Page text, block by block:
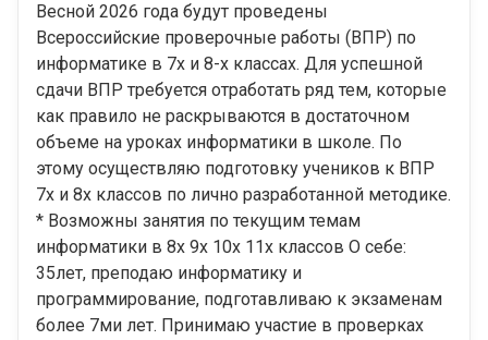
Весной 2026 года будут проведены
Всероссийские проверочные работы (ВПР) по
информатике в 7х и 8-х классах. Для успешной
сдачи ВПР требуется отработать ряд тем, которые
как правило не раскрываются в достаточном
объеме на уроках информатики в школе. По
этому осуществляю подготовку учеников к ВПР
7х и 8х классов по лично разработанной методике.
* Возможны занятия по текущим темам
информатики в 8х 9х 10х 11х классов О себе:
35лет, преподаю информатику и
программирование, подготавливаю к экзаменам
более 7ми лет. Принимаю участие в проверках